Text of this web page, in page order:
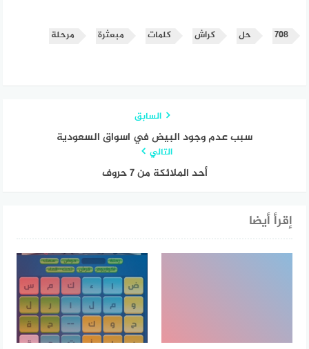
٧٠٨ حل كراش كلمات مبعثرة مرحلة
السابق
سبب عدم وجود البيض في اسواق السعودية
التالي
أحد الملائكة من 7 حروف
إقرأ أيضا